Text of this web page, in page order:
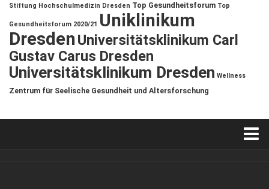
Stiftung Hochschulmedizin Dresden Top Gesundheitsforum Top
Gesundheitsforum 2020/21 Uniklinikum
DresdenUniversitätsklinikum Carl
Gustav Carus Dresden
Universitätsklinikum Dresden Wellness
Zentrum für Seelische Gesundheit und Altersforschung